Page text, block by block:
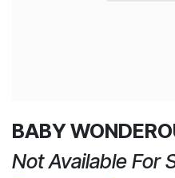
BABY
Not Available For